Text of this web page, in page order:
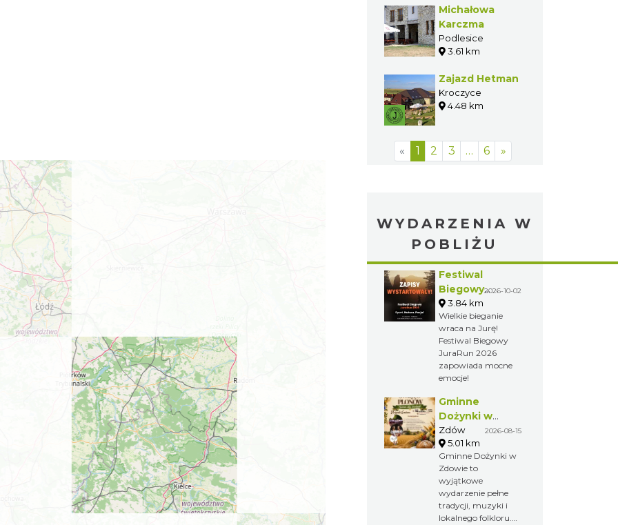
Michałowa
Karczma
Podlesice
3.61 km
Zajazd Hetman
Kroczyce
4.48 km
« 1 2 3 … 6 »
WYDARZENIA W
POBLIŻU
Festiwal
Biegowy
JuraRun 2026.
Wielkie
bieganie wraca
na Jurę!
2026-10-02
3.84 km
Wielkie bieganie
wraca na Jurę!
Festiwal Biegowy
JuraRun 2026
zapowiada mocne
emocje!
Gminne
Dożynki w
Zdowie
Zdów 2026-08-15
5.01 km
Gminne Dożynki w
Zdowie to
wyjątkowe
wydarzenie pełne
tradycji, muzyki i
lokalnego folkloru.